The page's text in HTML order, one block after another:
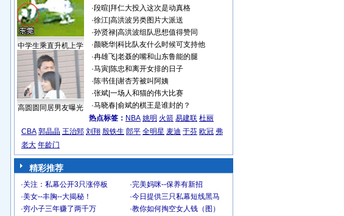
中学生乘直升机上学
高圆圆同居男友曝光
·段暄 拜仁大投入这次是动真格
·徐江| 高洪波另类图片大派送
·孙贤禄| 高洪波组队思想值得赞同
·颜晓华| 科比队友什么时候可支持他
·冉雄飞| 老聂的嘴和山东鲁能的腿
·马寅| 陈忠和离开女排的日子
·陈书佳| 谢杏芳被叫阿姨
·张斌| 一场人和猫的伟大比赛
·马晓春| 俞斌的棋王是谁封的？
热点标签： NBA 姚明 火箭 易建联 杜丽
CBA 郭晶晶 王治郅 刘翔 殷铁生 郎平 全明星 麦迪 于芬 欧冠 弗
老大 年龄门
精彩推荐
·关注：私幕公开3只涨停板 ·完美妈咪--保养有新招
·美女--丰胸--大揭秘！ ·今日提供三只私幕短线黑马
·穷小子三年赚了两千万 ·教你如何掏空女人钱（图）